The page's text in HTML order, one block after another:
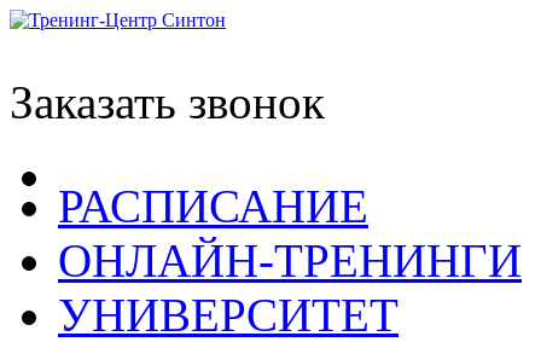
Заказать звонок
РАСПИСАНИЕ
ОНЛАЙН-ТРЕНИНГИ
УНИВЕРСИТЕТ